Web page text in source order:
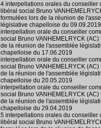
4 interpellations orales du conseiller
libéral social Bruno
formulées lors de la réunion de
législative chapelloise du 09.09.2019
interpellation orale du conseiller
social Bruno VANHEMELRYCK (AC)
de la réunion de l'assemblée
chapelloise du 17.06.2019
interpellation orale du conseiller
social Bruno VANHEMELRYCK (AC)
de la réunion de l'assemblée
chapelloise du 20.05.2019
interpellation orale du conseiller
social Bruno VANHEMELRYCK (AC)
de la réunion de l'assemblée
chapelloise du 29.04.2019
5 interpellations orales du conseiller
libéral social Bruno